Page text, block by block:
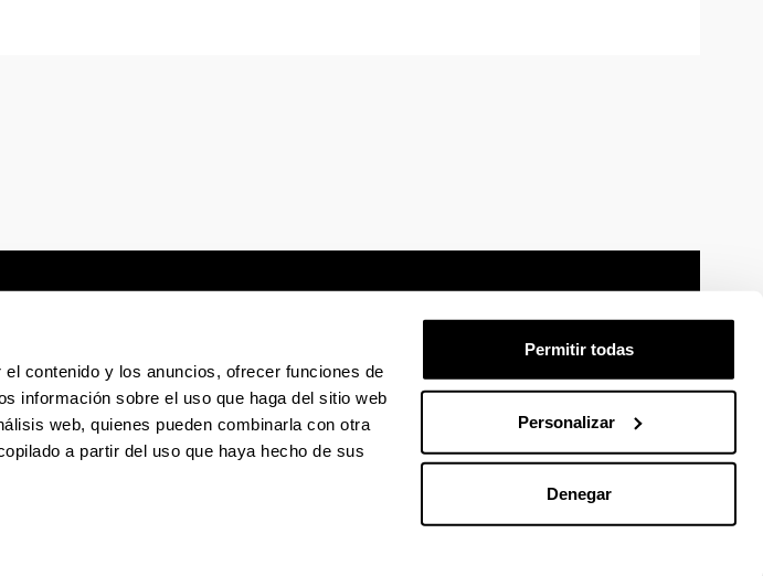
contenido y los anuncios, ofrecer funciones de
información sobre el uso que haga del sitio web
web, quienes pueden combinarla con otra
a partir del uso que haya hecho de sus
Permitir todas
Personalizar
Denegar
Accesibilidad Información legal Mapa Ayuda Contacto
La EHU en TiktokLa EHU en BlueskyLa EHU en FacebookLa EHU en LinkedinLa EHU en InstagramLa EHU en YoutubeLa EHU en VimeoLa EHU en Flickr